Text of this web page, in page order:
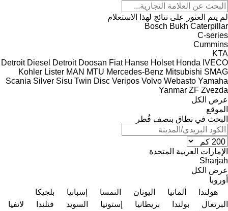
لم يتم العثور على نتائج لهذا الاستعلام
Bosch Bukh Caterpillar
C-series
Cummins
KTA
Detroit Diesel Detroit Doosan Fiat Hanse Holset Honda IVECO
Kohler Lister MAN MTU Mercedes-Benz Mitsubishi SMAG
Scania Silver Sisu Twin Disc Veripos Volvo Webasto Yamaha
Yanmar ZF Zvezda
عرض الكل
الموقع
البحث في نطاق بنصف قُطر
الإمارات العربية المتحدة
Sharjah
عرض الكل
أوروبا
هولندا
ألمانيا اليونان النمسا إسبانيا
بلجيكا
البرتغال
بولندا بريطانيا إستونيا السويد فنلندا
لاتفيا